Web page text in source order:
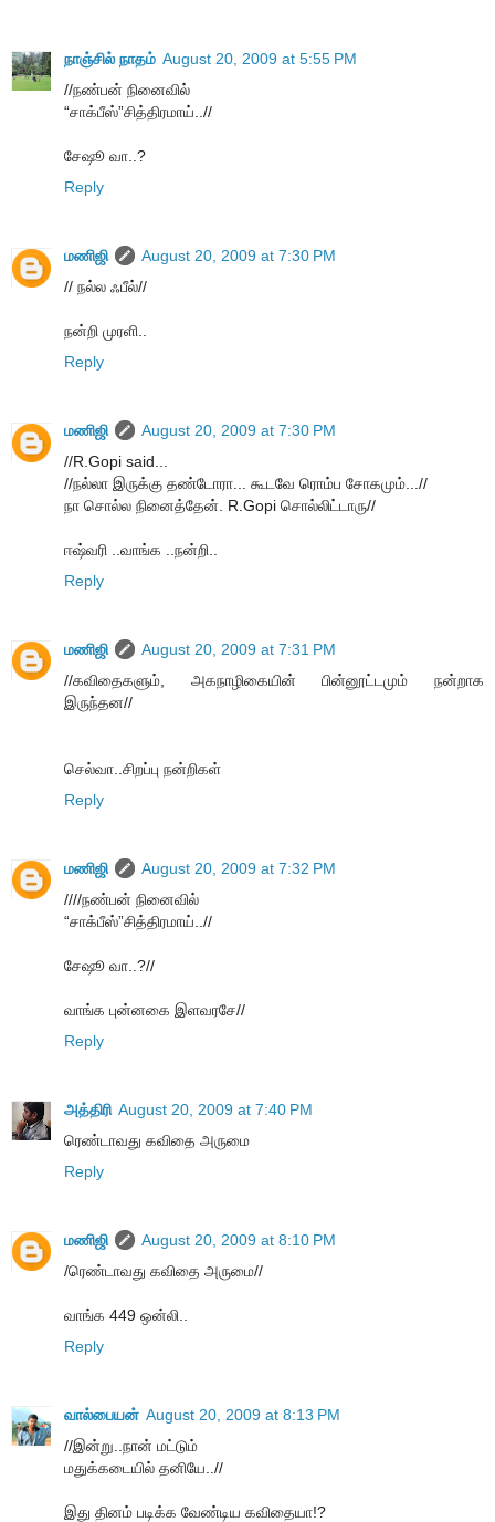
நாஞ்சில் நாதம் August 20, 2009 at 5:55 PM
//நண்பன் நினைவில்
“சாக்பீஸ்”சித்திரமாய்..//
சேஷூ வா..?
Reply
மணிஜி
August 20, 2009 at 7:30 PM
// நல்ல ஃபீல்//
நன்றி முரளி..
Reply
மணிஜி
August 20, 2009 at 7:30 PM
//R.Gopi said...
//ந‌ல்லா இருக்கு த‌ண்டோரா... கூட‌வே ரொம்ப‌ சோகமும்...//
நா சொல்ல நினைத்தேன். R.Gopi சொல்லிட்டாரு//
ஈஷ்வரி ..வாங்க ..நன்றி..
Reply
மணிஜி
August 20, 2009 at 7:31 PM
//கவிதைகளும், அகநாழிகையின் பின்னூட்டமும் நன்றாக
இருந்தன//
செல்வா..சிறப்பு நன்றிகள்
Reply
மணிஜி
August 20, 2009 at 7:32 PM
////நண்பன் நினைவில்
“சாக்பீஸ்”சித்திரமாய்..//
சேஷூ வா..?//
வாங்க புன்னகை இளவரசே//
Reply
அத்திரி August 20, 2009 at 7:40 PM
ரெண்டாவது கவிதை அருமை
Reply
மணிஜி
August 20, 2009 at 8:10 PM
/ரெண்டாவது கவிதை அருமை//
வாங்க 449 ஒன்லி..
Reply
வால்பையன் August 20, 2009 at 8:13 PM
//இன்று..நான் மட்டும்
மதுக்கடையில் தனியே..//
இது தினம் படிக்க வேண்டிய கவிதையா!?